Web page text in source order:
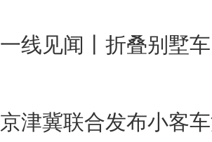
一线见闻丨折叠别墅
京津冀联合发布小客